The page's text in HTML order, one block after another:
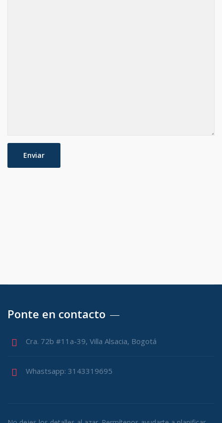
Ponte en contacto
Cra. 72b #11a-39, Villa Alsacia, Bogotá
Whastsapp: 3143319695